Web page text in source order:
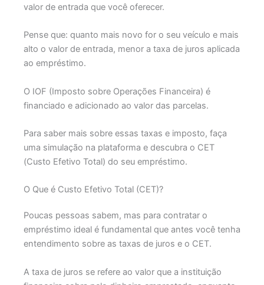
valor de entrada que você oferecer.
Pense que: quanto mais novo for o seu veículo e mais
alto o valor de entrada, menor a taxa de juros aplicada
ao empréstimo.
O IOF (Imposto sobre Operações Financeira) é
financiado e adicionado ao valor das parcelas.
Para saber mais sobre essas taxas e imposto, faça
uma simulação na plataforma e descubra o CET
(Custo Efetivo Total) do seu empréstimo.
O Que é Custo Efetivo Total (CET)?
Poucas pessoas sabem, mas para contratar o
empréstimo ideal é fundamental que antes você tenha
entendimento sobre as taxas de juros e o CET.
A taxa de juros se refere ao valor que a instituição